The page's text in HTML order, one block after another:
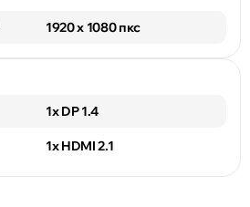
1920 x 1080 пкс
1x DP 1.4
1x HDMI 2.1